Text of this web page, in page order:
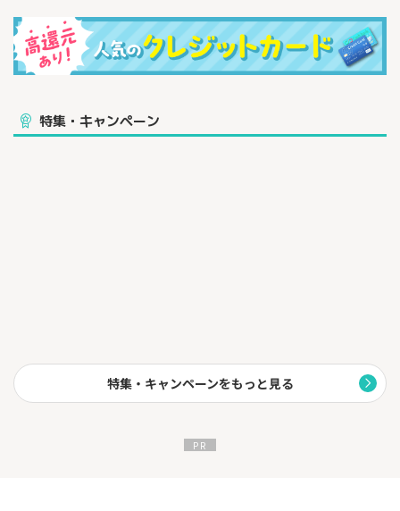
特集・キャンペーン
特集・キャンペーンをもっと見る